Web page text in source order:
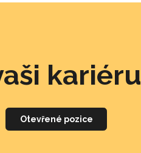
kariéru
Otevřené pozice